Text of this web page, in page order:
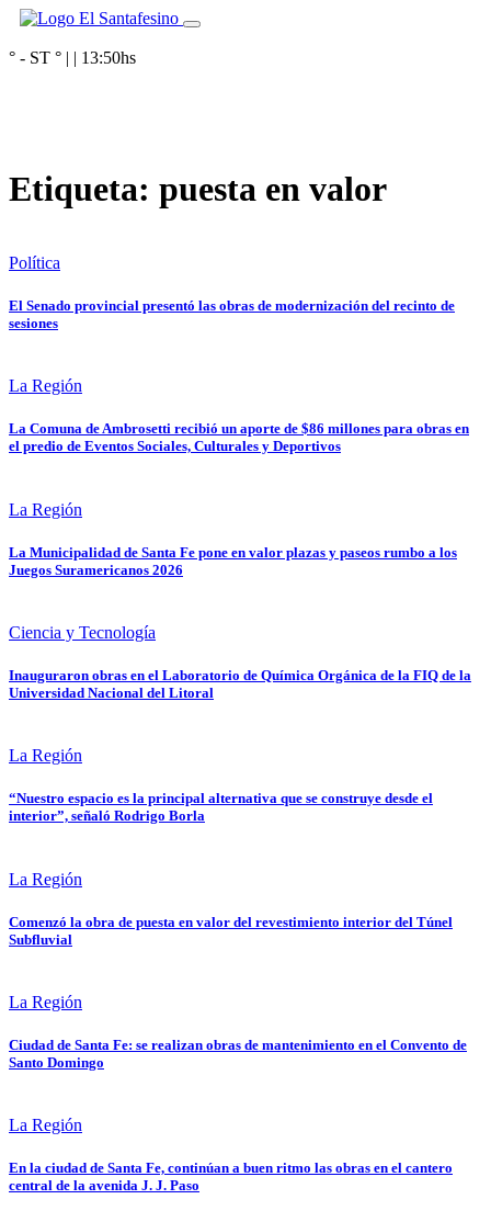
° - ST ° | | 13:50hs
Etiqueta: puesta en valor
Política
El Senado provincial presentó las obras de modernización del recinto de
sesiones
La Región
La Comuna de Ambrosetti recibió un aporte de $86 millones para obras en
el predio de Eventos Sociales, Culturales y Deportivos
La Región
La Municipalidad de Santa Fe pone en valor plazas y paseos rumbo a los
Juegos Suramericanos 2026
Ciencia y Tecnología
Inauguraron obras en el Laboratorio de Química Orgánica de la FIQ de la
Universidad Nacional del Litoral
La Región
“Nuestro espacio es la principal alternativa que se construye desde el
interior”, señaló Rodrigo Borla
La Región
Comenzó la obra de puesta en valor del revestimiento interior del Túnel
Subfluvial
La Región
Ciudad de Santa Fe: se realizan obras de mantenimiento en el Convento de
Santo Domingo
La Región
En la ciudad de Santa Fe, continúan a buen ritmo las obras en el cantero
central de la avenida J. J. Paso